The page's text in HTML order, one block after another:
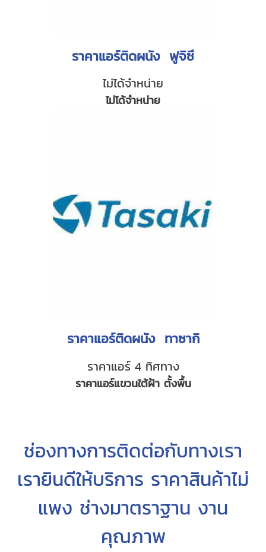
ราคาแอร์ติดผนัง ฟูจิซึ
ไม่ได้จำหน่าย
ไม่ได้จำหน่าย
ราคาแอร์ติดผนัง ทาซากิ
ราคาแอร์ 4 ทิศทาง
ราคาแอร์แขวนใต้ฝ้า ตั้งพื้น
ช่องทางการติดต่อกับทางเรา
เรายินดีให้บริการ ราคาสินค้าไม่
แพง ช่างมาตราฐาน งาน
คุณภาพ